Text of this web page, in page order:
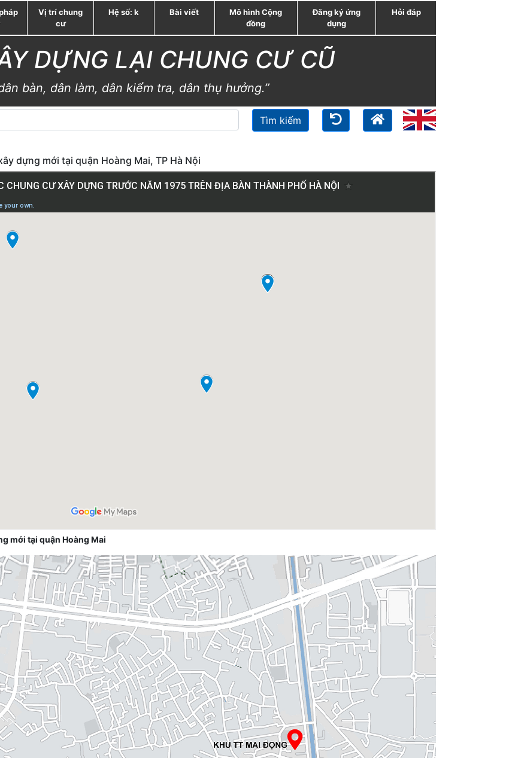
Vị trí chung
cư
Hệ số: k Bài viết
Mô hình Cộng
đồng
Đăng ký ứng
dụng
Hỏi đáp
DỰNG LẠI CHUNG CƯ CŨ
bàn, dân làm, dân kiểm tra, dân thụ hưởng.”
Tìm kiếm
dựng mới tại quận Hoàng Mai, TP Hà Nội
mới tại quận Hoàng Mai